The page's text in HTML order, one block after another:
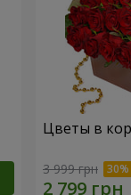
Цветы в
3 999 грн